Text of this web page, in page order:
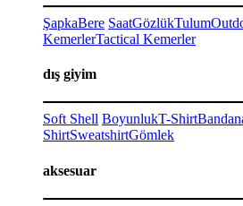
ŞapkaBere SaatGözlükTulum
KemerlerTactical Kemerler
dış giyim
Soft Shell BoyunlukT-Shirt
ShirtSweatshirtGömlek
aksesuar